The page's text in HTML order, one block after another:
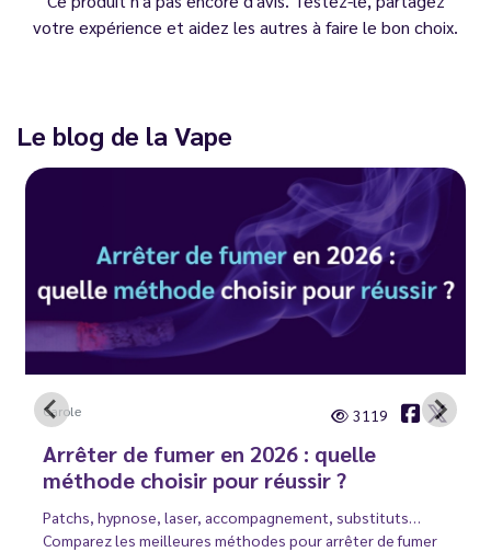
votre expérience et aidez les autres à faire le bon choix.
Le blog de la Vape
Carole 3119
Arrêter de fumer en 2026 : quelle
méthode choisir pour réussir ?
Patchs, hypnose, laser, accompagnement, substituts…
Comparez les meilleures méthodes pour arrêter de fumer